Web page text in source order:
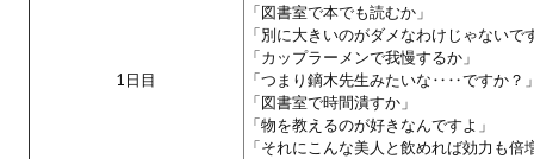
Wedding Wear CBBE SSE BodySlide (with Physics)
Работы Тестера 55
1日目
「図書室で本でも読むか」
「別に大きいのがダメなわけじゃないで
「カップラーメンで我慢するか」
「つまり鏑木先生みたいな‥‥ですか？
「図書室で時間潰すか」
「物を教えるのが好きなんですよ」
「それにこんな美人と飲めれば効力も倍